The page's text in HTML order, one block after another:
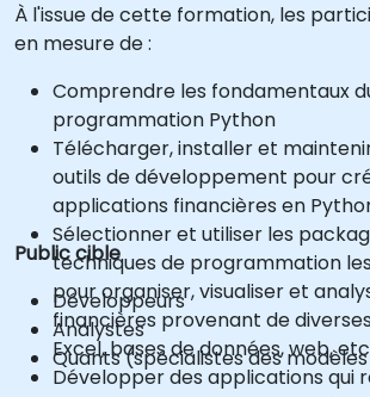
À l'issue de cette formation, les
en mesure de :
Comprendre les fondamentaux
programmation Python
Télécharger, installer et
outils de développement pour
applications financières en
Sélectionner et utiliser les
techniques de programmation
pour organiser, visualiser et
financières provenant de
Excel, bases de données, web,
Développer des applications qui
Public cible
Développeurs
Analystes
Quants (spécialistes des